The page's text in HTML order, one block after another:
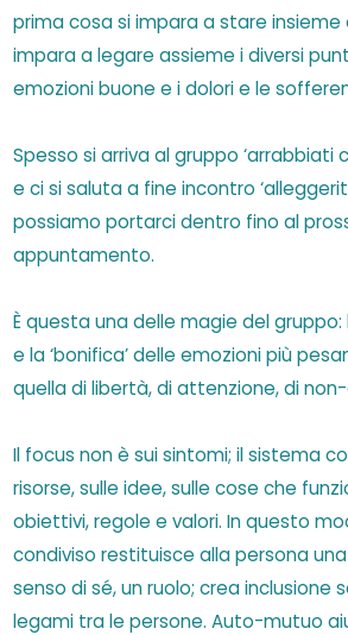
prima cosa si impara a stare insieme
impara a legare assieme i diversi
emozioni buone e i dolori e le
Spesso si arriva al gruppo ‘arrabbiati
e ci si saluta a fine incontro
possiamo portarci dentro fino al
appuntamento.
È questa una delle magie del
e la ‘bonifica’ delle emozioni più
quella di libertà, di attenzione, di
Il focus non è sui sintomi; il sistema
risorse, sulle idee, sulle cose che
obiettivi, regole e valori. In questo
condiviso restituisce alla persona
senso di sé, un ruolo; crea inclusione
legami tra le persone. Auto-mutuo